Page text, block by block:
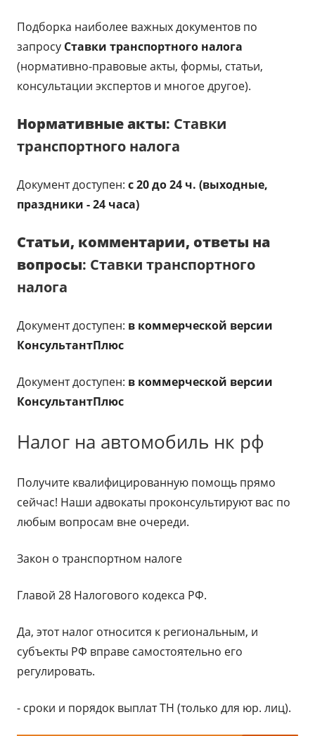
Подборка наиболее важных документов по
запросу Ставки транспортного налога
(нормативно-правовые акты, формы, статьи,
консультации экспертов и многое другое).
Нормативные акты: Ставки
транспортного налога
Документ доступен: с 20 до 24 ч. (выходные,
праздники - 24 часа)
Статьи, комментарии, ответы на
вопросы: Ставки транспортного
налога
Документ доступен: в коммерческой версии
КонсультантПлюс
Документ доступен: в коммерческой версии
КонсультантПлюс
Налог на автомобиль нк рф
Получите квалифицированную помощь прямо
сейчас! Наши адвокаты проконсультируют вас по
любым вопросам вне очереди.
Закон о транспортном налоге
Главой 28 Налогового кодекса РФ.
Да, этот налог относится к региональным, и
субъекты РФ вправе самостоятельно его
регулировать.
- сроки и порядок выплат ТН (только для юр. лиц).